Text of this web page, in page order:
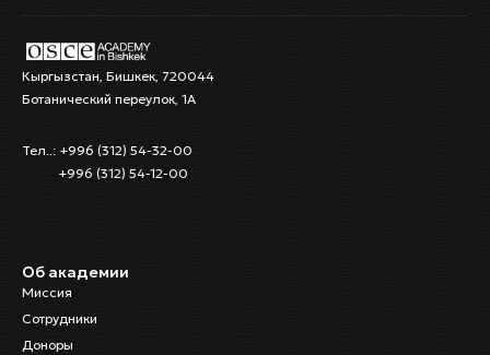
Кыргызстан, Бишкек, 720044
Ботанический переулок, 1А
Тел..: +996 (312) 54-32-00
+996 (312) 54-12-00
Об академии
Миссия
Сотрудники
Доноры